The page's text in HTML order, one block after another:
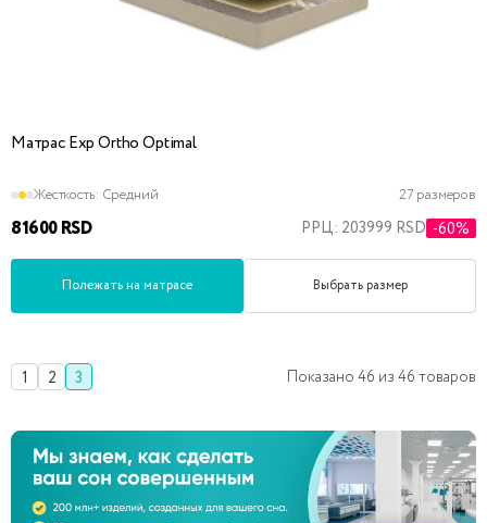
Матрас Exp Ortho Optimal
Жесткость: Средний 27 размеров
81600 RSD РРЦ: 203999 RSD -60%
Полежать на матрасе Выбрать размер
1 2 3 Показано 46 из 46 товаров